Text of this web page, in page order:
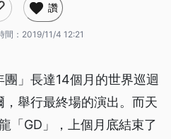
讚
間： 2019/11/4 12:21
」長達14個月的世界巡迴
舉行最終場的演出。而天
「GD」，上個月底結束了